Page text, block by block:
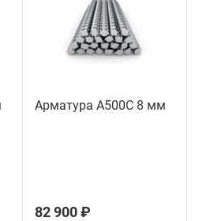
Арматура А500С 8 мм
82 900 ₽